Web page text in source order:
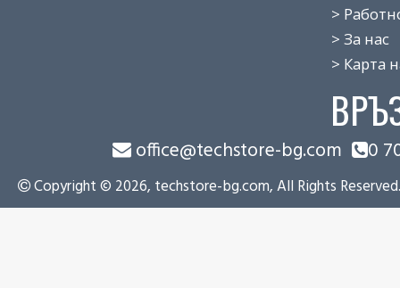
> Работно
> За нас
> Карта на
office@techstore-bg.com 0
Copyright © 2026, techstore-bg.com, All Rights Reserved.